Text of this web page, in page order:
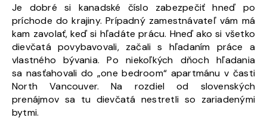
Je dobré si kanadské číslo zabezpečiť hneď po
príchode do krajiny. Prípadný zamestnávateľ vám má
kam zavolať, keď si hľadáte prácu. Hneď ako si všetko
dievčatá povybavovali, začali s hľadaním práce a
vlastného bývania. Po niekoľkých dňoch hľadania
sa nasťahovali do „one bedroom“ apartmánu v časti
North Vancouver. Na rozdiel od slovenských
prenájmov sa tu dievčatá nestretli so zariadenými
bytmi.